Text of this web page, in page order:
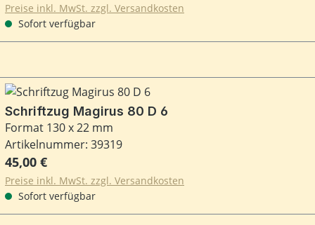
Preise inkl. MwSt. zzgl. Versandkosten
Sofort verfügbar
Schriftzug Magirus 80 D 6
Format 130 x 22 mm
Artikelnummer: 39319
Regulärer Preis:
45,00 €
Preise inkl. MwSt. zzgl. Versandkosten
Sofort verfügbar